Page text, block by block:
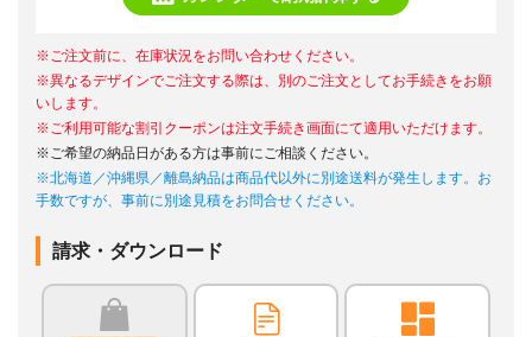
※ご注文前に、在庫状況をお問い合わせください。
※異なるデザインでご注文する際は、別のご注文としてお手続きをお願
いします。
※ご利用可能な割引クーポンは注文手続き画面にて適用いただけます。
※ご希望の納品日がある方は事前にご相談ください。
※北海道／沖縄県／離島納品は商品代以外に別途送料が発生します。お
手数ですが、事前に別途見積をお問合せください。
請求・ダウンロード